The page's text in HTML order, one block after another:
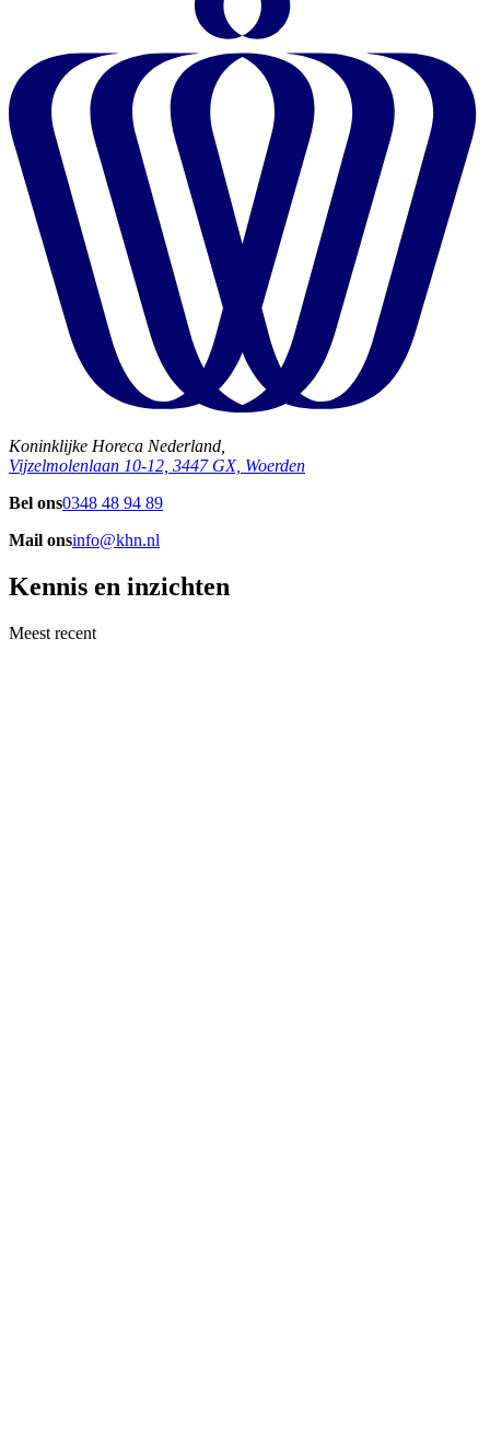
Koninklijke Horeca Nederland,
Vijzelmolenlaan 10-12, 3447 GX, Woerden
Bel ons0348 48 94 89
Mail onsinfo@khn.nl
Kennis en inzichten
Meest recent